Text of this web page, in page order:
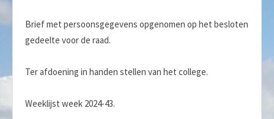
Brief met persoonsgegevens opgenomen op het besloten
gedeelte voor de raad.
Ter afdoening in handen stellen van het college.
Weeklijst week 2024-43.